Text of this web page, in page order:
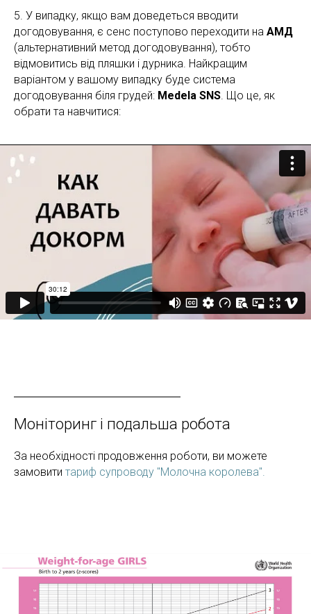
5. У випадку, якщо вам доведеться вводити
догодовування, є сенс поступово переходити на АМД
(альтернативний метод догодовування), тобто
відмовитись від пляшки і дурника. Найкращим
варіантом у вашому випадку буде система
догодовування біля грудей: Medela SNS. Що це, як
обрати та навчитися:
Моніторинг і подальша робота
За необхідності продовження роботи, ви можете
замовити тариф супроводу "Молочна королева".